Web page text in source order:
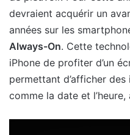
devraient acquérir un
années sur les
Always-On. Cette
iPhone de profiter d’un
permettant d’afficher
comme la date et